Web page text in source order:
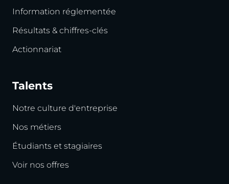
Information réglementée
Résultats & chiffres-clés
Actionnariat
Talents
Notre culture d'entreprise
Nos métiers
Étudiants et stagiaires
Voir nos offres